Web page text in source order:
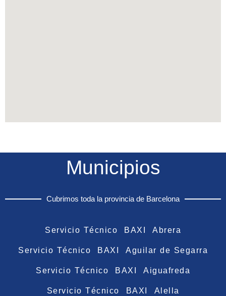
Municipios
Cubrimos toda la provincia de Barcelona
Servicio Técnico BAXI Abrera
Servicio Técnico BAXI Aguilar de Segarra
Servicio Técnico BAXI Aiguafreda
Servicio Técnico BAXI Alella